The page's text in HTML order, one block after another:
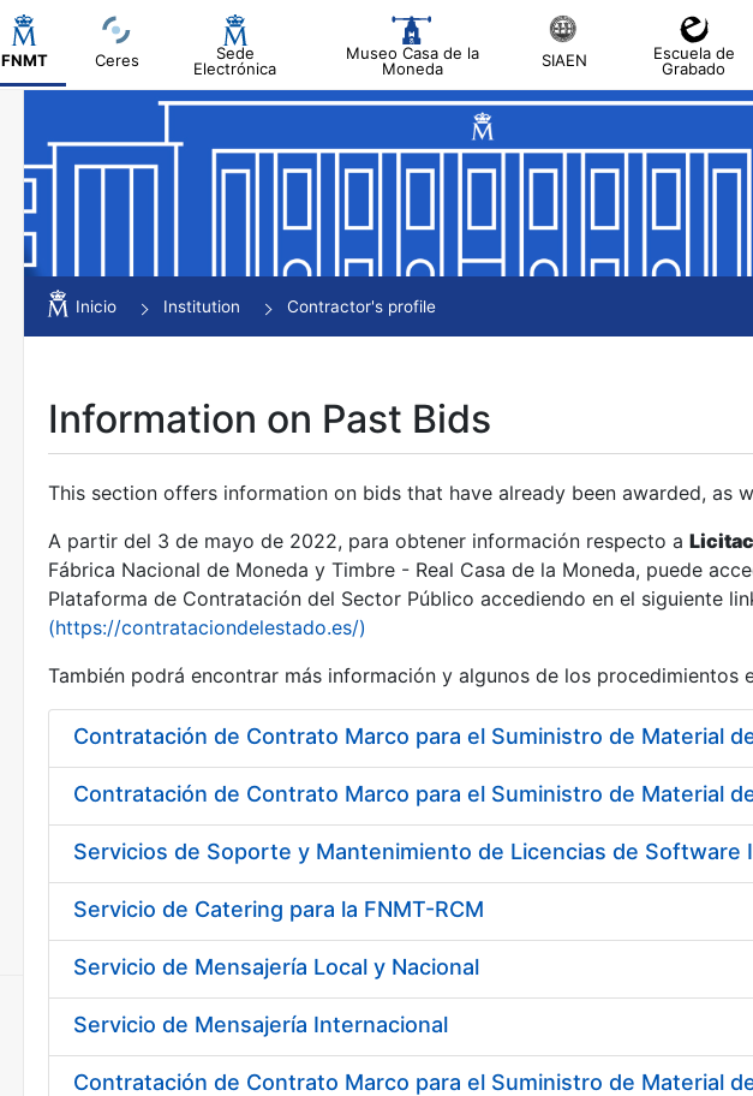
FNMT Ceres
Sede
Electrónica
Museo Casa de la
Moneda
SIAEN
Escuela de
Grabado
Show/Hide
Show/Hide
Show/Hide
Show/Hide
Show/Hide
Inicio Institution Contractor's profile
Information on Past Bids
This section offers information on bids that have already been awarded, as
A partir del 3 de mayo de 2022, para obtener información respecto a
Fábrica Nacional de Moneda y Timbre - Real Casa de la Moneda, puede
Plataforma de Contratación del Sector Público accediendo en el siguiente
(https://contrataciondelestado.es/)
También podrá encontrar más información y algunos de los procedimientos
Contratación de Contrato Marco para el Suministro de Material
Servicio de Catering para la FNMT-RCM
Servicio de Mensajería Local y Nacional
Servicio de Mensajería Internacional
Contratación de Contrato Marco para el Suministro de Material